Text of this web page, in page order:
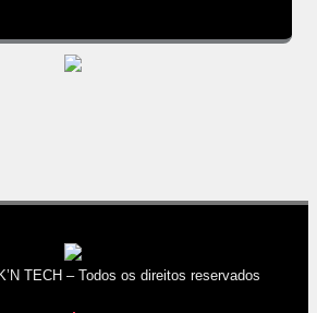
TECH – Todos os direitos reservados